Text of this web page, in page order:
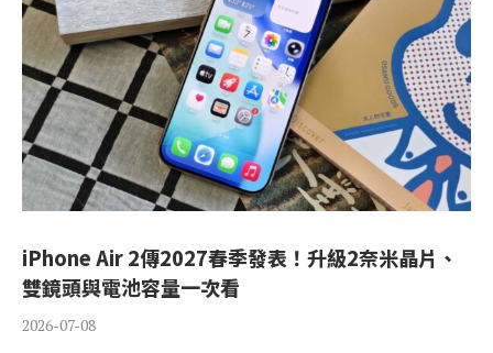
iPhone Air 2傳2027春季發表！升級2奈米晶片、
雙鏡頭與電池容量一次看
2026-07-08